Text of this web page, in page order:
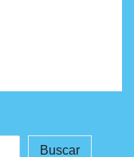
Buscar